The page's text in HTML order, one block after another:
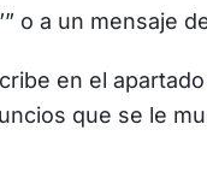
o a un mensaje
en el
que se le